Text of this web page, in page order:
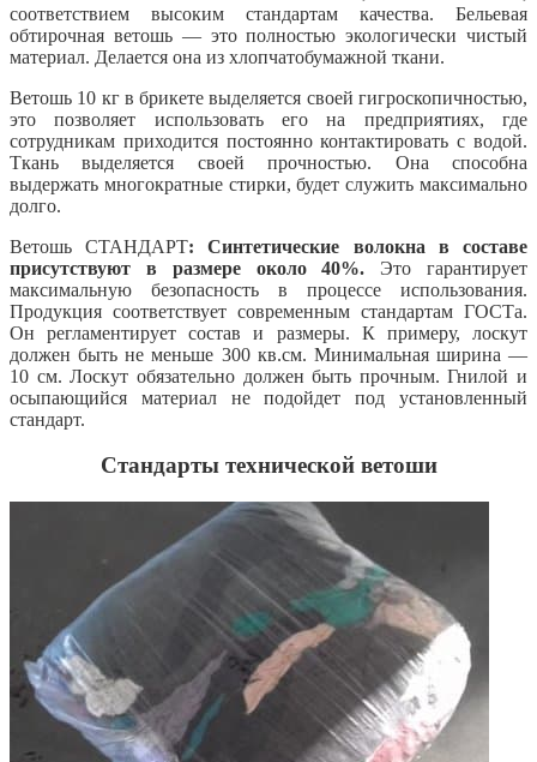
соответствием высоким стандартам качества. Бельевая
обтирочная ветошь — это полностью экологически чистый
материал. Делается она из хлопчатобумажной ткани.
Ветошь 10 кг в брикете выделяется своей гигроскопичностью,
это позволяет использовать его на предприятиях, где
сотрудникам приходится постоянно контактировать с водой.
Ткань выделяется своей прочностью. Она способна
выдержать многократные стирки, будет служить максимально
долго.
Ветошь СТАНДАРТ: Синтетические волокна в составе
присутствуют в размере около 40%. Это гарантирует
максимальную безопасность в процессе использования.
Продукция соответствует современным стандартам ГОСТа.
Он регламентирует состав и размеры. К примеру, лоскут
должен быть не меньше 300 кв.см. Минимальная ширина —
10 см. Лоскут обязательно должен быть прочным. Гнилой и
осыпающийся материал не подойдет под установленный
стандарт.
Стандарты технической ветоши